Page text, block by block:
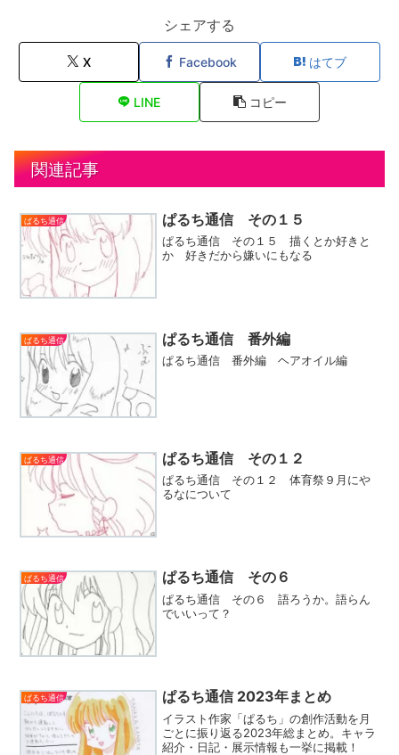
シェアする
X Facebook はてブ
LINE コピー
関連記事
ぱるち通信 ぱるち通信 その１５
ぱるち通信 その１５ 描くとか好きと
か 好きだから嫌いにもなる
ぱるち通信 ぱるち通信 番外編
ぱるち通信 番外編 ヘアオイル編
ぱるち通信 ぱるち通信 その１２
ぱるち通信 その１２ 体育祭９月にや
るなについて
ぱるち通信 ぱるち通信 その６
ぱるち通信 その６ 語ろうか。語らん
でいいって？
ぱるち通信 ぱるち通信 2023年まとめ
イラスト作家「ぱるち」の創作活動を月
ごとに振り返る2023年総まとめ。キャラ
紹介・日記・展示情報も一挙に掲載！